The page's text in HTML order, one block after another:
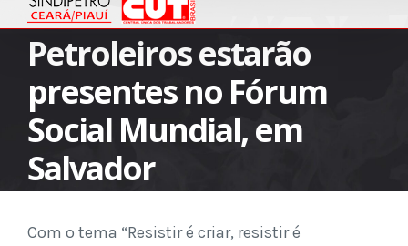
Petroleiros estarão
presentes no Fórum
Social Mundial, em
Salvador
Com o tema “Resistir é criar, resistir é